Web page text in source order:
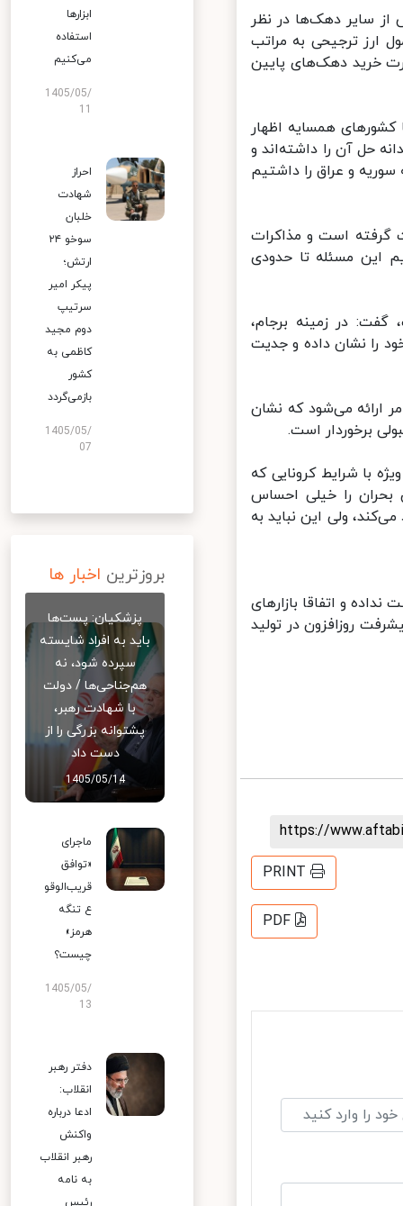
سایر دهک‌ها در نظر
ترجیحی به مراتب
خرید دهک‌های پایین
همسایه اظهار
حل آن را داشته‌اند و
و عراق را داشتیم
گرفته است و مذاکرات
این مسئله تا حدودی
در زمینه برجام،
را نشان داده و جدیت
ارائه می‌شود که نشان
برخوردار است.
با شرایط کرونایی که
را خیلی احساس
ولی این نباید به
و اتفاقا بازارهای
روزافزون در تولید
https://
PRINT
PDF
ابزارها
استفاده
می‌کنیم
1405/05/
احراز
شهادت
خلبان
سوخو ۲۴
ارتش؛
پیکر امیر
سرتیپ
دوم مجید
کاظمی به
کشور
بازمی‌گردد
1405/05/
07
بروزترین اخبار ها
پزشکیان: پست‌ها
باید به افراد شایسته
سپرده شود، نه
هم‌جناحی‌ها / دولت
با شهادت رهبر،
پشتوانه بزرگی را از
دست داد
1405/05/14
ماجرای
«توافق
قریب‌الوقو
ع تنگه
هرمز»
چیست؟
1405/05/
13
دفتر رهبر
انقلاب:
ادعا درباره
واکنش
رهبر انقلاب
به نامه
رئیس